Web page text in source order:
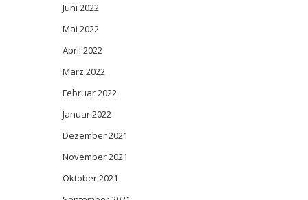
Juni 2022
Mai 2022
April 2022
März 2022
Februar 2022
Januar 2022
Dezember 2021
November 2021
Oktober 2021